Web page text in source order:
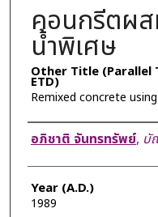
คอนกรีตผ
น้ำพิเศษ
Other Title (Parallel
ETD)
Remixed concrete
Author
อภิชาติ จันทรทรัพย์, บั
Year (A.D.)
1989